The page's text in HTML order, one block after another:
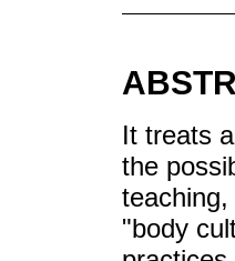
It treats
the
"body